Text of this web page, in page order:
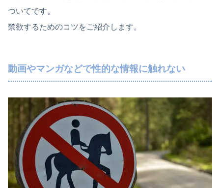
ついてです。
禁欲するためのコツをご紹介します。
動画やマンガなどで性的な情報に触れない